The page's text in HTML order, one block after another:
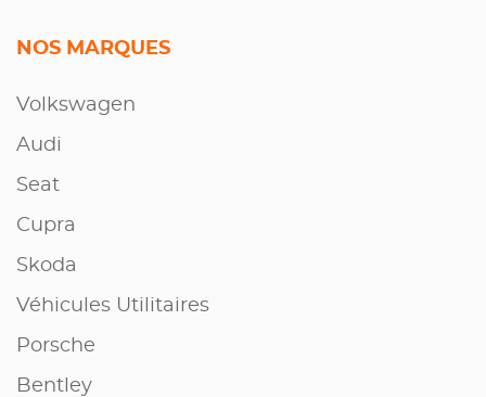
NOS MARQUES
Volkswagen
Audi
Seat
Cupra
Skoda
Véhicules Utilitaires
Porsche
Bentley